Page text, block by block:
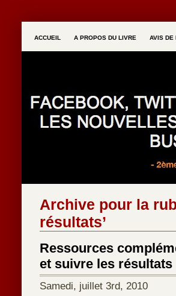
ACCUEIL A PROPOS DU LIVRE AVIS DE
Archive pour la
résultats’
Ressources
et suivre les résultats
Samedi, juillet 3rd, 2010